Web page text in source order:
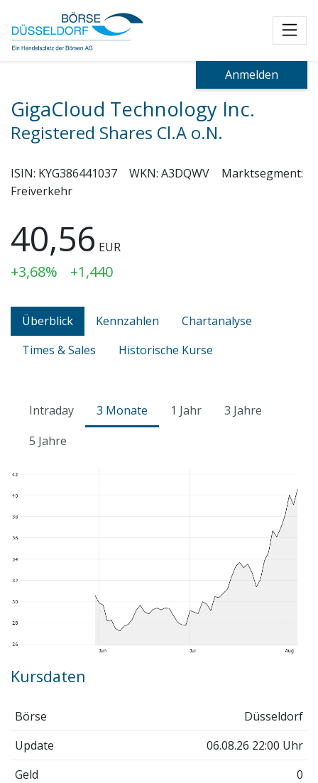
Anmelden
GigaCloud Technology Inc.
Registered Shares Cl.A o.N.
ISIN: KYG386441037 WKN: A3DQWV
Marktsegment:
Freiverkehr
40,56 EUR
+3,68% +1,440
Überblick Kennzahlen
Chartanalyse
Times & Sales
Historische Kurse
Intraday 3 Monate 1 Jahr
3 Jahre
5 Jahre
Kursdaten
Börse
Düsseldorf
Update
06.08.26 22:00 Uhr
Geld
0